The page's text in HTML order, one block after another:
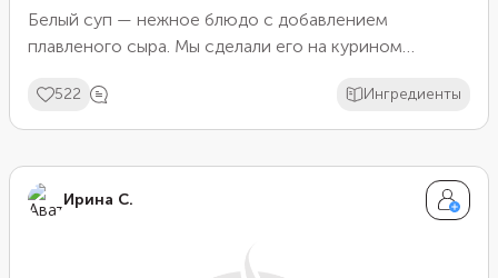
Белый суп — нежное блюдо с добавлением
плавленого сыра. Мы сделали его на курином
бедро, а вот грудку брать не стоит — с ней бульон не
получится таким наваристым и вкусным, как из мяса
добавили шампиньоны и картофель, а также всыпали
немного мускатного ореха для вкуса.
522 Ингредиенты
Ирина С.